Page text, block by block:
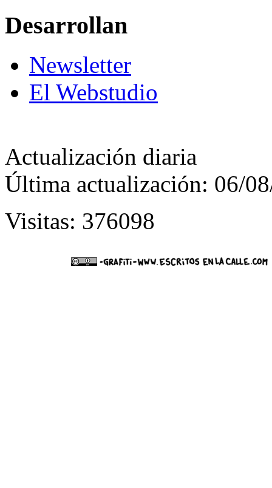
Desarrollan
Newsletter
El Webstudio
Actualización diaria
Última actualización: 06/
Visitas: 376098